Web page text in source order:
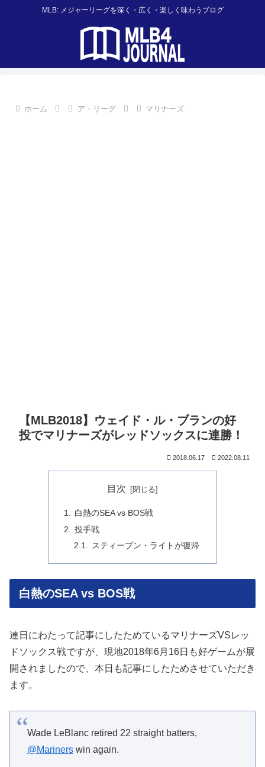
MLB: メジャーリーグを深く・広く・楽しく味わうブログ
ホーム ア・リーグ マリナーズ
【MLB2018】ウェイド・ル・ブランの好
投でマリナーズがレッドソックスに連勝！
2018.06.17 2022.08.11
目次
白熱のSEA vs BOS戦
投手戦
スティーブン・ライトが復帰
白熱のSEA vs BOS戦
連日にわたって記事にしたためているマリナーズVSレッ
ドソックス戦ですが、現地2018年6月16日も好ゲームが展
開されましたので、本日も記事にしたためさせていただき
ます。
Wade LeBlanc retired 22 straight batters,
@Marinerswin again.